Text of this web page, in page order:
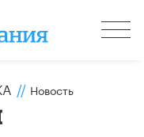
// Новость